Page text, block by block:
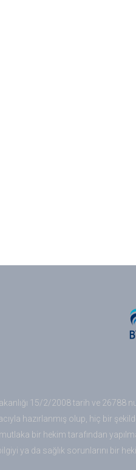
15/2/2008 tarih ve 26788
hazırlanmış olup, hiç bir
bir hekim tarafından
ya da sağlık sorunlarını bir